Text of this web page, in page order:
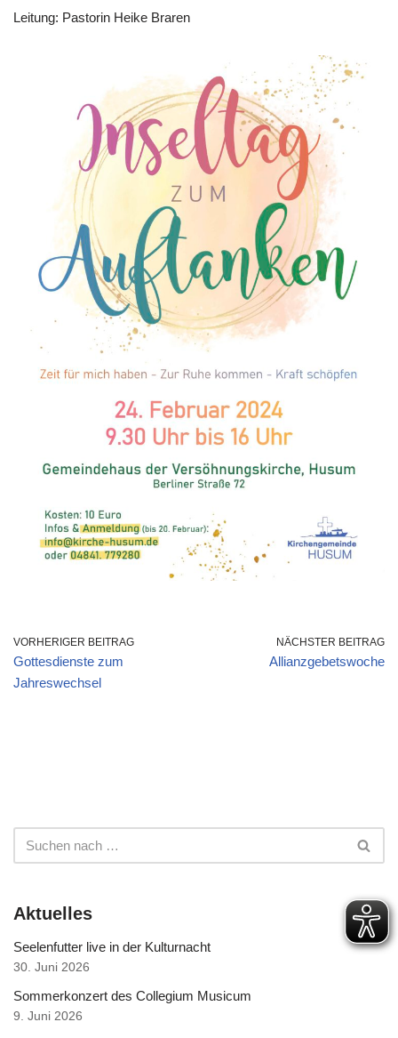
Leitung: Pastorin Heike Braren
VORHERIGER BEITRAG
Gottesdienste zum
Jahreswechsel
NÄCHSTER BEITRAG
Allianzgebetswoche
Aktuelles
Seelenfutter live in der Kulturnacht
30. Juni 2026
Sommerkonzert des Collegium Musicum
9. Juni 2026